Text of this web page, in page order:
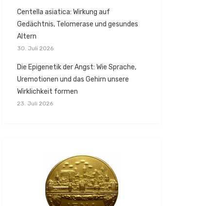
Centella asiatica: Wirkung auf
Gedächtnis, Telomerase und gesundes
Altern
30. Juli 2026
Die Epigenetik der Angst: Wie Sprache,
Uremotionen und das Gehirn unsere
Wirklichkeit formen
23. Juli 2026